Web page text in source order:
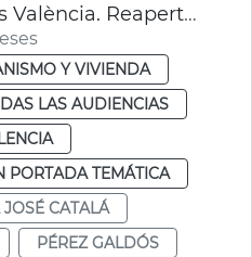
Obras Pérez Galdós València. Reapertura
Y VIVIENDA
LAS AUDIENCIAS
PORTADA TEMÁTICA
CATALÁ
PÉREZ GALDÓS